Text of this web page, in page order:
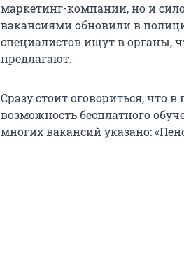
маркетинг-компании, но и
вакансиями обновили в
специалистов ищут в органы,
предлагают.
Сразу стоит оговориться, что
возможность бесплатного
многих вакансий указано: